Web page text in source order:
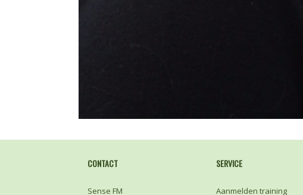
CONTACT
Sense FM
SERVICE
Aanmelden training